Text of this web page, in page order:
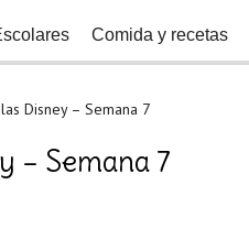
Comida y recetas
Disney – Semana 7
– Semana 7